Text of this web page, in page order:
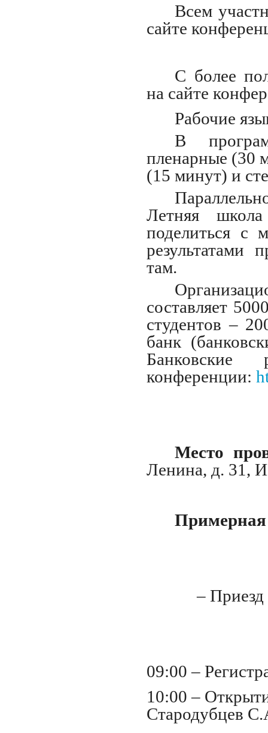
Всем
сайте
С более
на сайте
Рабочие
В
пленарные (30
(15 минут) и
Летняя
поделиться с
результатами
там.
составляет
студентов –
банк
конференции:
Место
Ленина, д.
– Приезд
09:00 –
10:00 –
Стародубцев